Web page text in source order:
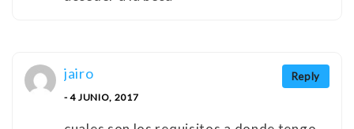
Reply
jairo
- 4 JUNIO, 2017